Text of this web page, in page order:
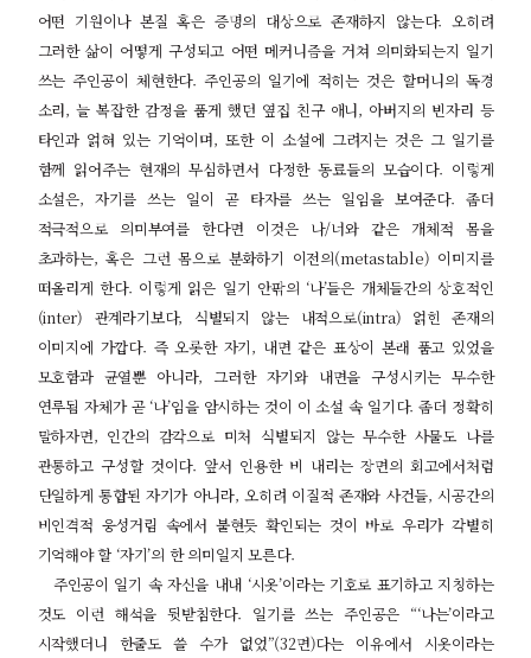
어떤 기원이나 본질 혹은 증명의 대상으로 존재하지 않는다.오히려
그러한 삶이 어떻게 구성되고 어떤 메커니즘을 거쳐 의미화되는지 일기
쓰는 주인공이 체현한다. 주인공의 일기에 적히는 것은 할머니의 독경
소리,늘 복잡한 감정을 품게 했던 옆집 친구 애니, 아버지의 빈자리 등
타인과 얽혀 있는 기억이며,또한 이 소설에 그려지는 것은 그 일기를
함께 읽어주는 현재의 무심하면서 다정한 동료들의 모습이다. 이렇게
소설은, 자기를 쓰는 일이 곧 타자를 쓰는 일임을 보여준다. 좀더
적극적으로 의미부여를 한다면 이것은 나/너와 같은 개체적 몸을
초과하는,혹은 그런 몸으로 분화하기 이전의(metastable) 이미지를
떠올리게 한다. 이렇게 읽은 일기 안팎의 ‘나’들은 개체들간의 상호적인
(inter) 관계라기보다, 식별되지 않는 내적으로(intra) 얽힌 존재의
이미지에 가깝다. 즉 오롯한 자기, 내면 같은 표상이 본래 품고 있었을
모호함과 균열뿐 아니라, 그러한 자기와 내면을 구성시키는 무수한
연루됨 자체가 곧 ‘나’임을 암시하는 것이 이 소설 속 일기다.좀더 정확히
말하자면, 인간의 감각으로 미처 식별되지 않는 무수한 사물도 나를
관통하고 구성할 것이다. 앞서 인용한 비 내리는 장면의 회고에서처럼
단일하게 통합된 자기가 아니라,오히려 이질적 존재와 사건들,시공간의
비인격적 웅성거림 속에서 불현듯 확인되는 것이 바로 우리가 각별히
기억해야 할 ‘자기’의 한 의미일지 모른다.
주인공이 일기 속 자신을 내내 ‘시옷’이라는 기호로 표기하고 지칭하는
것도 이런 해석을 뒷받침한다. 일기를 쓰는 주인공은 “‘나는’이라고
시작했더니 한줄도 쓸 수가 없었”(32면)다는 이유에서 시옷이라는